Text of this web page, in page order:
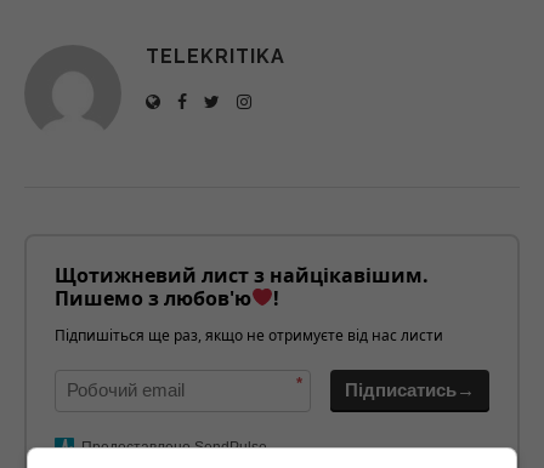
TELEKRITIKA
Щотижневий лист з найцікавішим.
Пишемо з любов'ю
!
Підпишіться ще раз, якщо не отримуєте від нас листи
* Підписатись→
Предоставлено SendPulse